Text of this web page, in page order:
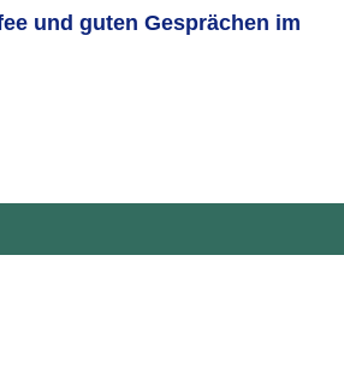
und guten Gesprächen im